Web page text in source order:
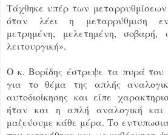
Τάχθηκε υπέρ των μεταρρυθμίσεων
όταν λέει η μεταρρύθμιση
μετρημένη, μελετημένη, σοβαρή,
λειτουργική».
Ο κ. Βορίδης έστρεψε τα πυρά
για το θέμα της απλής
αυτοδιοίκησης και είπε
ήταν και η απλή αναλογική
μαζεύουμε κάθε μέρα. Το